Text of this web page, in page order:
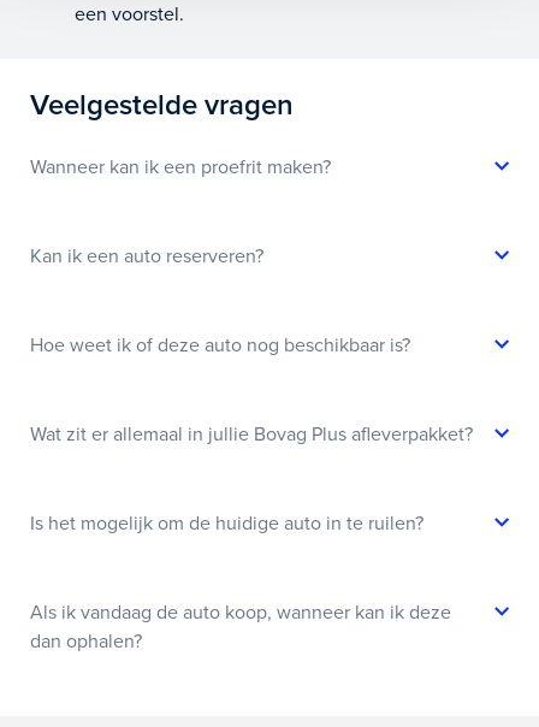
een voorstel.
Veelgestelde vragen
Wanneer kan ik een proefrit maken?
Kan ik een auto reserveren?
Hoe weet ik of deze auto nog beschikbaar is?
Wat zit er allemaal in jullie Bovag Plus afleverpakket?
Is het mogelijk om de huidige auto in te ruilen?
Als ik vandaag de auto koop, wanneer kan ik deze
dan ophalen?